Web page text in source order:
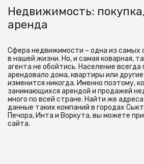
Недвижимость:
аренда
Сфера недвижимости – одна из самых
в нашей жизни. Но, и самая коварная,
агента не обойтись. Население всегда
арендовало дома, квартиры или
изменится никогда. Именно поэтому,
занимающихся арендой и продажей
много по всей стране. Найти же
данные таких компаний в городах
Печора, Инта и Воркута, вы можете
сайта.